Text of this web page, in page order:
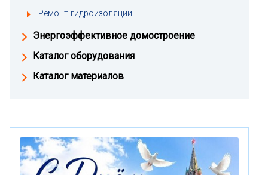
Ремонт гидроизоляции
Энергоэффективное домостроение
Каталог оборудования
Каталог материалов